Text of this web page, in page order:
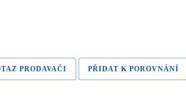
PRODAVAČI PŘIDAT K POROVNÁNÍ